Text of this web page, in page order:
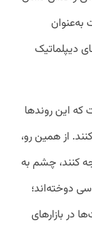
به‌عنوان
دیپلماتیک
که این روندها
از همین رو،
کنند، چشم به
دوخته‌اند؛
در بازارهای